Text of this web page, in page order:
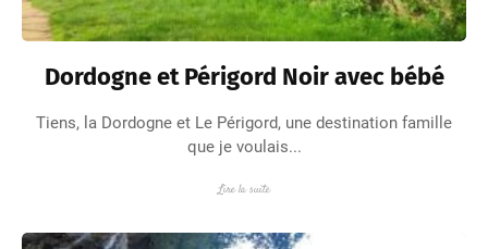
Dordogne et Périgord Noir avec bébé
Tiens, la Dordogne et Le Périgord, une destination famille
que je voulais...
Lire la suite